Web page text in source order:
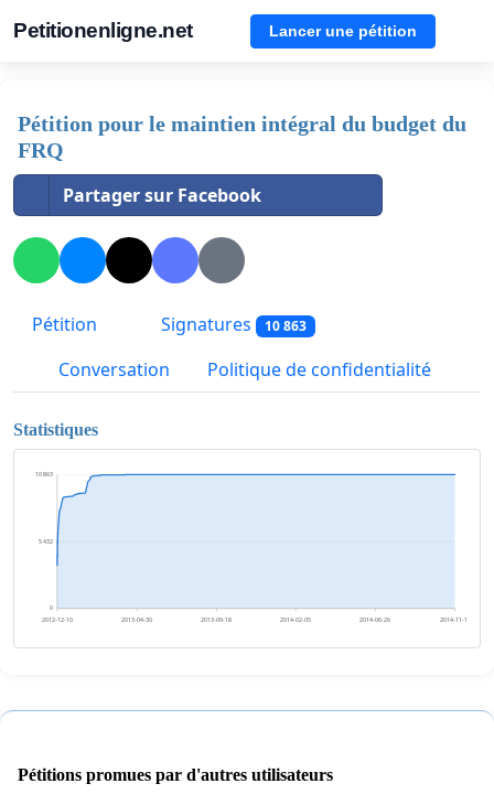
Petitionenligne.net Lancer une pétition
Pétition pour le maintien intégral du budget du
FRQ
Partager sur Facebook
Pétition Signatures 10 863
Conversation Politique de confidentialité
Statistiques
0
5 432
10 863
2012-12-10 2013-04-30 2013-09-18 2014-02-05 2014-06-26 2014-11-14
Pétitions promues par d'autres utilisateurs